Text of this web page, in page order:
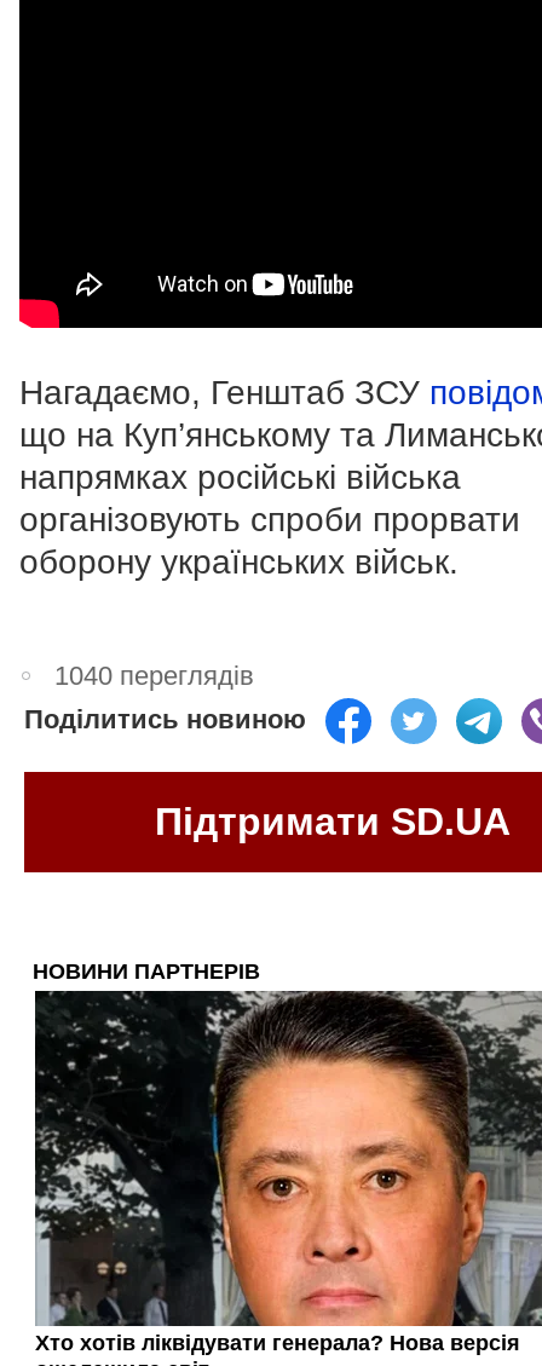
Нагадаємо, Генштаб ЗСУ
що на Куп’янському та
напрямках російські війська
організовують спроби прорвати
оборону українських військ.
1040 переглядів
Поділитись новиною
Підтримати SD.UA